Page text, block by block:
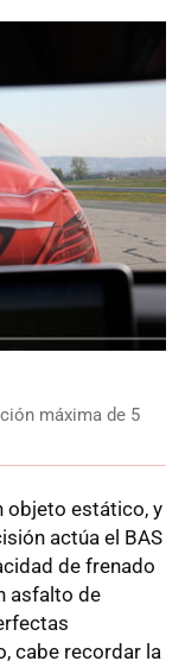
máxima de 5
objeto estático, y
actúa el BAS
de frenado
asfalto de
cabe recordar la